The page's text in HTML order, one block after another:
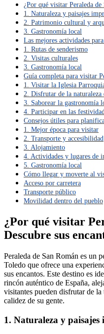
¿Por qué visitar Peraleda de
1. Naturaleza y paisajes
2. Patrimonio cultural y
3. Gastronomía local
Las mejores actividades
1. Rutas de senderismo
2. Visitas culturales
3. Gastronomía local
Guía completa para visitar
1. Visitar la Iglesia
2. Disfrutar de la
3. Saborear la gastronomía
4. Participar en las
Consejos útiles para
1. Mejor época para visitar
2. Transporte y accesibilidad
3. Alojamiento
4. Actividades y lugares de
5. Gastronomía local
Cómo llegar y moverte al
Acceso por carretera
Transporte público
Movilidad dentro del pueblo
¿Por qué visitar
Descubre sus
Peraleda de San Román es un
Toledo que ofrece una
sus encantos. Este destino es
rincón auténtico de España,
visitantes pueden disfrutar de
calidez de su gente.
1. Naturaleza y paisajes